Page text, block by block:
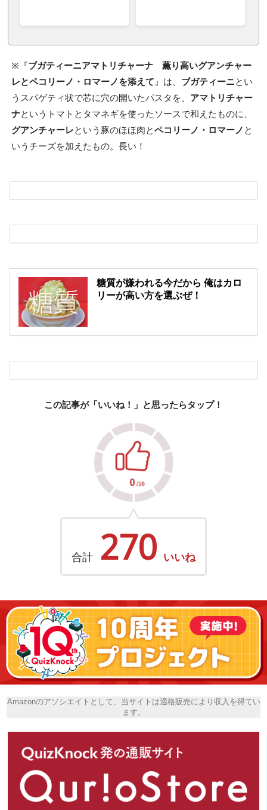
※『ブガティーニアマトリチャーナ 薫り高いグアンチャー
レとペコリーノ・ロマーノを添えて 』は、 ブガティーニとい
うスパゲティ状で芯に穴の開いたパスタを、 アマトリチャー
ナというトマトとタマネギを使ったソースで和えたものに、
グアンチャーレという豚のほほ肉とペコリーノ・ロマーノ と
いうチーズを加えたもの。長い！
糖質が嫌われる今だから 俺はカロ
リーが高い方を選ぶぜ！
この記事が「いいね！」と思ったらタップ！
合計 270 いいね
Amazonのアソシエイトとして、当サイトは適格販売により収入を得てい
ます。